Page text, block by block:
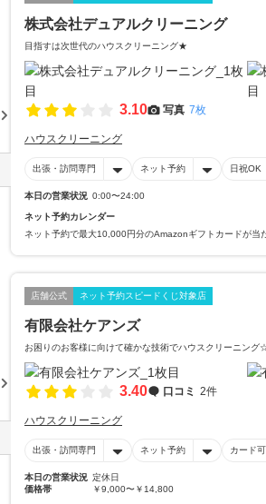
株式会社デュアルクリーニング
目指すは次世代のハウスクリーニング★
3.10 写真 7枚
ハウスクリーニング
出張・訪問専門 ネット予約 日祝OK
本日の営業状況 0:00〜24:00
ネット予約カレンダー
ネット予約で最大10,000円分のAmazonギフトカードが当
店舗公式 ネット予約スピードくじ対象店
有限会社ケアンズ
お困りのお客様に向けて確かな技術でハウスクリーニング
3.40 口コミ 2件
ハウスクリーニング
出張・訪問専門 ネット予約 カード可
本日の営業状況 定休日
価格帯
￥9,000〜￥14,800